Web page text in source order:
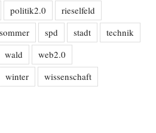
politik2.0
rieselfeld
sommer spd stadt
technik
wald
web2.0
winter wissenschaft